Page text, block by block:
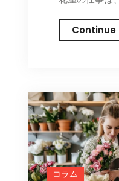
コラム